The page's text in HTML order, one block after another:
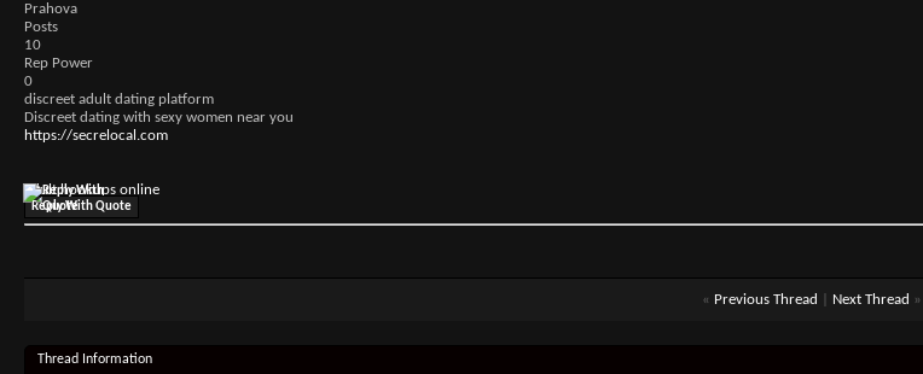
Prahova
Posts
10
Rep Power
0
discreet adult dating platform
Discreet dating with sexy women near you
https://secrelocal.com
adult hookups online
Reply With Quote
« Previous Thread Next Thread »
Thread Information